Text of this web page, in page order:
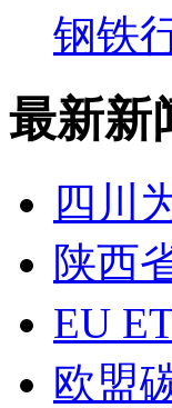
钢铁
最新新
四川
陕西
EU
欧盟